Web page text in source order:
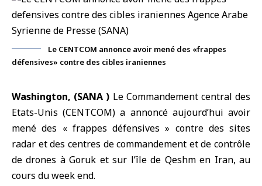
Le CENTCOM annonce avoir mené des «frappes
défensives» contre des cibles iraniennes
Washington, (SANA ) Le Commandement central des
Etats-Unis (CENTCOM) a annoncé aujourd’hui avoir
mené des « frappes défensives » contre des sites
radar et des centres de commandement et de contrôle
de drones à Goruk et sur l’île de Qeshmen Iran, au
cours du week end.